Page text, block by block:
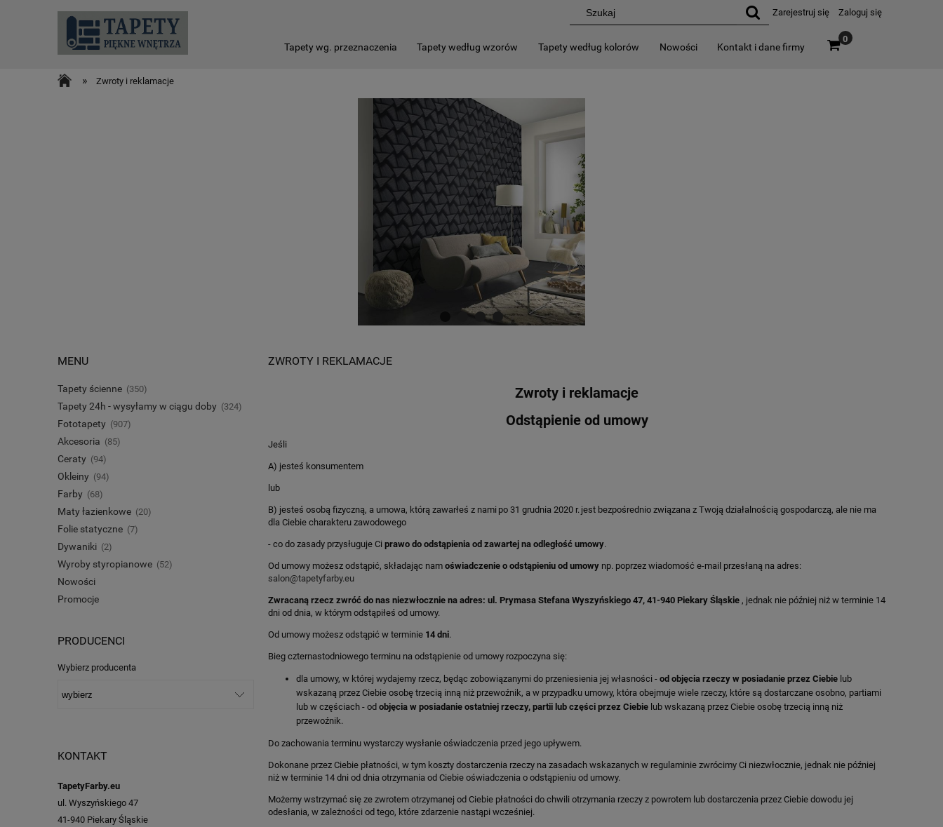
Zarejestruj się Zaloguj się
Tapety wg. przeznaczenia Tapety według wzorów Tapety według kolorów Nowości Kontakt i dane firmy
0
» Zwroty i reklamacje
MENU
Tapety ścienne (350)
Tapety 24h - wysyłamy w ciągu doby (324)
Fototapety (907)
Akcesoria (85)
Ceraty (94)
Okleiny (94)
Farby (68)
Maty łazienkowe (20)
Folie statyczne (7)
Dywaniki (2)
Wyroby styropianowe (52)
Nowości
Promocje
PRODUCENCI
Wybierz producenta
KONTAKT
TapetyFarby.eu
ul. Wyszyńskiego 47
41-940 Piekary Śląskie
ZWROTY I REKLAMACJE
Zwroty i reklamacje
Odstąpienie od umowy
Jeśli
A) jesteś konsumentem
lub
B) jesteś osobą fizyczną, a umowa, którą zawarłeś z nami po 31 grudnia 2020 r. jest bezpośrednio związana z Twoją działalnością gospodarczą, ale nie ma
dla Ciebie charakteru zawodowego
- co do zasady przysługuje Ci prawo do odstąpienia od zawartej na odległość umowy.
Od umowy możesz odstąpić, składając nam oświadczenie o odstąpieniu od umowy np. poprzez wiadomość e-mail przesłaną na adres:
salon@tapetyfarby.eu
Zwracaną rzecz zwróć do nas niezwłocznie na adres: ul. Prymasa Stefana Wyszyńskiego 47, 41-940 Piekary Śląskie , jednak nie później niż w terminie 14
dni od dnia, w którym odstąpiłeś od umowy.
Od umowy możesz odstąpić w terminie 14 dni.
Bieg czternastodniowego terminu na odstąpienie od umowy rozpoczyna się:
dla umowy, w której wydajemy rzecz, będąc zobowiązanymi do przeniesienia jej własności - od objęcia rzeczy w posiadanie przez Ciebie lub
wskazaną przez Ciebie osobę trzecią inną niż przewoźnik, a w przypadku umowy, która obejmuje wiele rzeczy, które są dostarczane osobno, partiami
lub w częściach - od objęcia w posiadanie ostatniej rzeczy, partii lub części przez Ciebie lub wskazaną przez Ciebie osobę trzecią inną niż
przewoźnik.
Do zachowania terminu wystarczy wysłanie oświadczenia przed jego upływem.
Dokonane przez Ciebie płatności, w tym koszty dostarczenia rzeczy na zasadach wskazanych w regulaminie zwrócimy Ci niezwłocznie, jednak nie później
niż w terminie 14 dni od dnia otrzymania od Ciebie oświadczenia o odstąpieniu od umowy.
Możemy wstrzymać się ze zwrotem otrzymanej od Ciebie płatności do chwili otrzymania rzeczy z powrotem lub dostarczenia przez Ciebie dowodu jej
odesłania, w zależności od tego, które zdarzenie nastąpi wcześniej.